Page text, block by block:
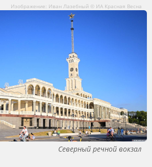
Изображение: Иван Лазебный © ИА Красная Весна
Северный речной вокзал